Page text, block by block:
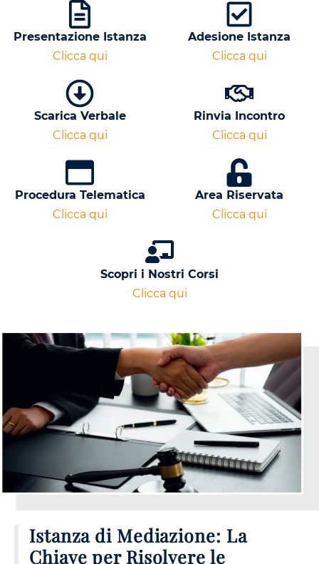
Presentazione Istanza
Clicca qui
Adesione Istanza
Clicca qui
Scarica Verbale
Clicca qui
Rinvia Incontro
Clicca qui
Procedura Telematica
Clicca qui
Area Riservata
Clicca qui
Scopri i Nostri Corsi
Clicca qui
Istanza di Mediazione: La
Chiave per Risolvere le